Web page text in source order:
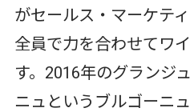
がセールス・マーケテ
全員で力を合わせてワ
す。2016年のグランジ
ニュというブルゴーニ